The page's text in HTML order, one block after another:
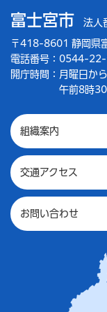
富士宮市 法人
〒418-8601 静岡県
電話番号：0544-22-
開庁時間： 月曜日か
午前8時
組織案内
交通アクセス
お問い合わせ